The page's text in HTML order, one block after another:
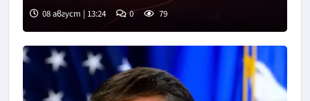
08 август | 13:24 0 79